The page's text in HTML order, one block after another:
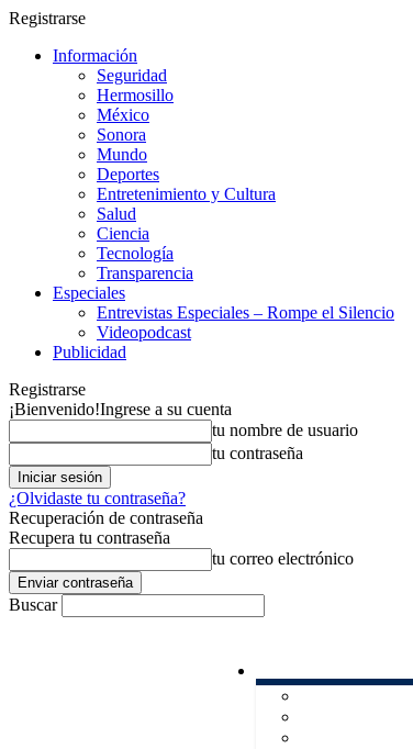
Registrarse
Información
Seguridad
Hermosillo
México
Sonora
Mundo
Deportes
Entretenimiento y Cultura
Salud
Ciencia
Tecnología
Transparencia
Especiales
Entrevistas Especiales – Rompe el Silencio
Videopodcast
Publicidad
Registrarse
¡Bienvenido!Ingrese a su cuenta
tu nombre de usuario
tu contraseña
¿Olvidaste tu contraseña?
Recuperación de contraseña
Recupera tu contraseña
tu correo electrónico
Buscar